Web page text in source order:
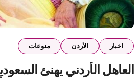
اخبار الأردن منوعات
العاهل الأردني يهنئ